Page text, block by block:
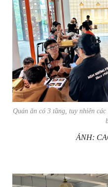
Quán ăn có 3 tầng, tuy nhiên
ẢNH: